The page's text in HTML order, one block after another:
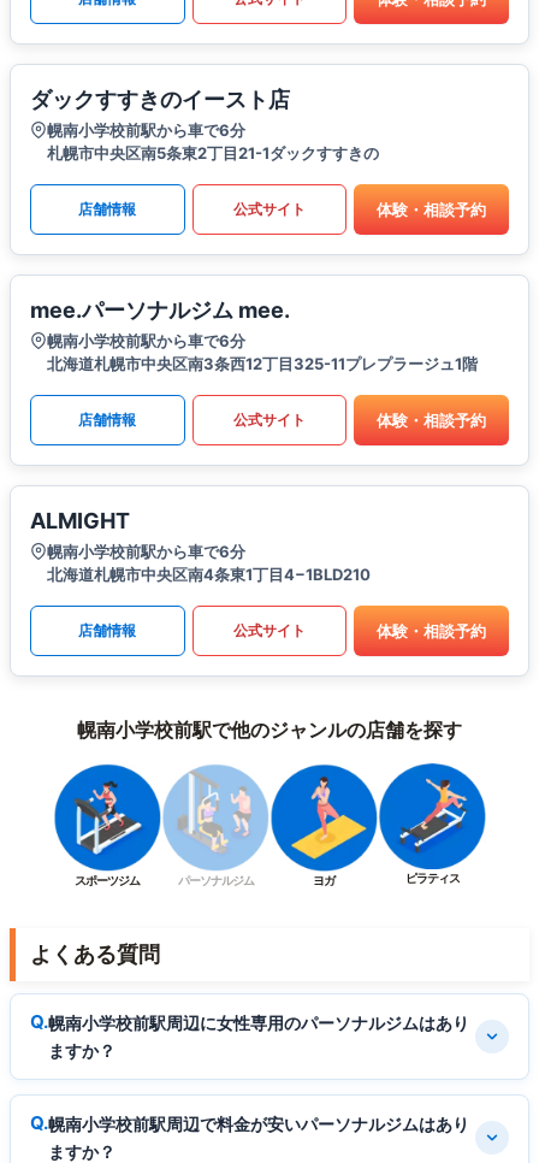
ダックすすきのイースト店
幌南小学校前駅から車で6分
札幌市中央区南5条東2丁目21-1ダックすすきの
店舗情報 公式サイト 体験・相談予約
mee.パーソナルジム mee.
幌南小学校前駅から車で6分
北海道札幌市中央区南3条西12丁目325-11プレプラージュ1階
店舗情報 公式サイト 体験・相談予約
ALMIGHT
幌南小学校前駅から車で6分
北海道札幌市中央区南4条東1丁目4−1BLD210
店舗情報 公式サイト 体験・相談予約
幌南小学校前駅で他のジャンルの店舗を探す
スポーツジム パーソナルジム ヨガ ピラティス
よくある質問
幌南小学校前駅周辺に女性専用のパーソナルジムはあり
ますか？
幌南小学校前駅周辺で料金が安いパーソナルジムはあり
ますか？